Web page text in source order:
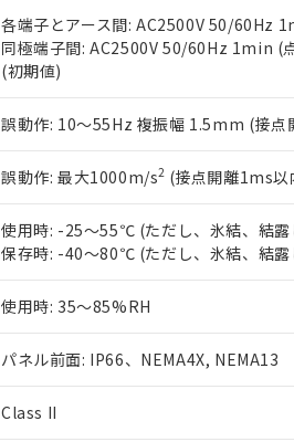
各端子とアース間: AC2500V 50/60Hz
同極端子間: AC2500V 50/60Hz 1min (
(初期値)
誤動作: 10～55Hz 複振幅 1.5mm (接点
誤動作: 最大1000m/s2 (接点開離1ms以
使用時: -25～55℃ (ただし、氷結、結露
保存時: -40～80℃ (ただし、氷結、結露
使用時: 35～85%RH
パネル前面: IP66、NEMA4X, NEMA13
Class II
り割愛しております。